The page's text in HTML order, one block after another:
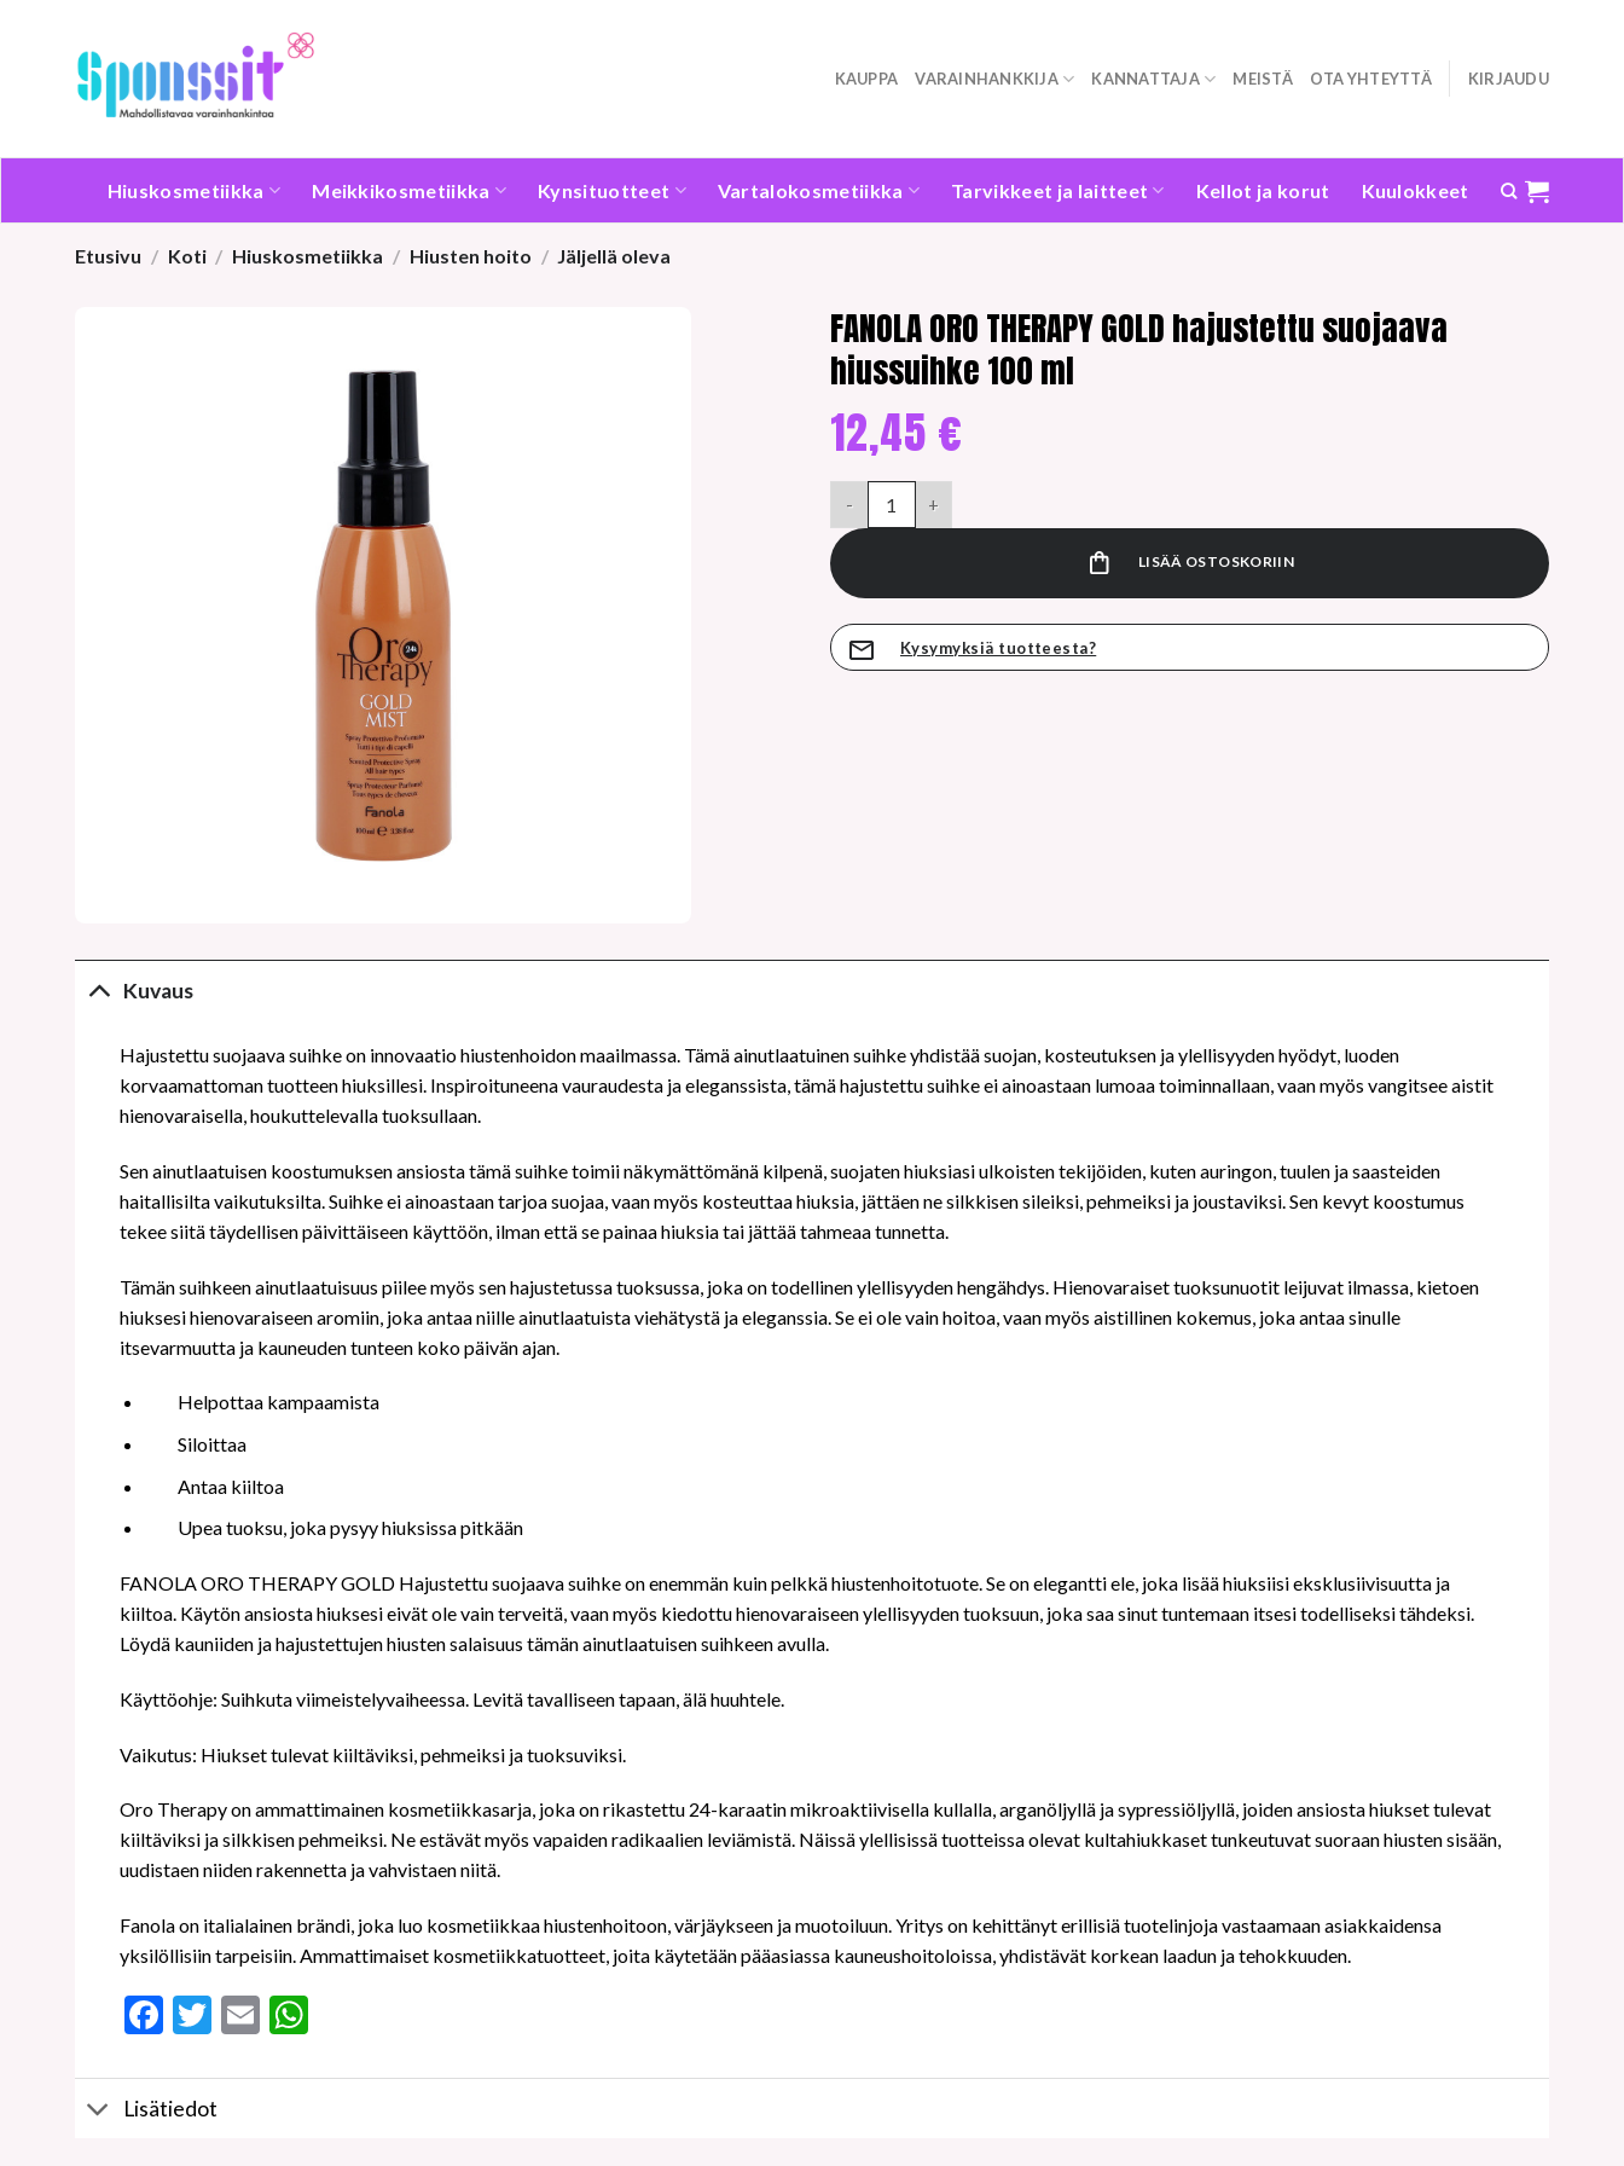
KAUPPA VARAINHANKKIJA KANNATTAJA MEISTÄ OTA YHTEYTTÄ KIRJAUDU
Hiuskosmetiikka Meikkikosmetiikka Kynsituotteet Vartalokosmetiikka Tarvikkeet ja laitteet Kellot ja korut Kuulokkeet
Etusivu / Koti / Hiuskosmetiikka / Hiusten hoito / Jäljellä oleva
FANOLA ORO THERAPY GOLD hajustettu suojaava
hiussuihke 100 ml
12,45 €
LISÄÄ OSTOSKORIIN
Kysymyksiä tuotteesta?
Kuvaus
Hajustettu suojaava suihke on innovaatio hiustenhoidon maailmassa. Tämä ainutlaatuinen suihke yhdistää suojan, kosteutuksen ja ylellisyyden hyödyt, luoden
korvaamattoman tuotteen hiuksillesi. Inspiroituneena vauraudesta ja eleganssista, tämä hajustettu suihke ei ainoastaan lumoaa toiminnallaan, vaan myös vangitsee aistit
hienovaraisella, houkuttelevalla tuoksullaan.
Sen ainutlaatuisen koostumuksen ansiosta tämä suihke toimii näkymättömänä kilpenä, suojaten hiuksiasi ulkoisten tekijöiden, kuten auringon, tuulen ja saasteiden
haitallisilta vaikutuksilta. Suihke ei ainoastaan tarjoa suojaa, vaan myös kosteuttaa hiuksia, jättäen ne silkkisen sileiksi, pehmeiksi ja joustaviksi. Sen kevyt koostumus
tekee siitä täydellisen päivittäiseen käyttöön, ilman että se painaa hiuksia tai jättää tahmeaa tunnetta.
Tämän suihkeen ainutlaatuisuus piilee myös sen hajustetussa tuoksussa, joka on todellinen ylellisyyden hengähdys. Hienovaraiset tuoksunuotit leijuvat ilmassa, kietoen
hiuksesi hienovaraiseen aromiin, joka antaa niille ainutlaatuista viehätystä ja eleganssia. Se ei ole vain hoitoa, vaan myös aistillinen kokemus, joka antaa sinulle
itsevarmuutta ja kauneuden tunteen koko päivän ajan.
Helpottaa kampaamista
Siloittaa
Antaa kiiltoa
Upea tuoksu, joka pysyy hiuksissa pitkään
FANOLA ORO THERAPY GOLD Hajustettu suojaava suihke on enemmän kuin pelkkä hiustenhoitotuote. Se on elegantti ele, joka lisää hiuksiisi eksklusiivisuutta ja
kiiltoa. Käytön ansiosta hiuksesi eivät ole vain terveitä, vaan myös kiedottu hienovaraiseen ylellisyyden tuoksuun, joka saa sinut tuntemaan itsesi todelliseksi tähdeksi.
Löydä kauniiden ja hajustettujen hiusten salaisuus tämän ainutlaatuisen suihkeen avulla.
Käyttöohje: Suihkuta viimeistelyvaiheessa. Levitä tavalliseen tapaan, älä huuhtele.
Vaikutus: Hiukset tulevat kiiltäviksi, pehmeiksi ja tuoksuviksi.
Oro Therapy on ammattimainen kosmetiikkasarja, joka on rikastettu 24-karaatin mikroaktiivisella kullalla, arganöljyllä ja sypressiöljyllä, joiden ansiosta hiukset tulevat
kiiltäviksi ja silkkisen pehmeiksi. Ne estävät myös vapaiden radikaalien leviämistä. Näissä ylellisissä tuotteissa olevat kultahiukkaset tunkeutuvat suoraan hiusten sisään,
uudistaen niiden rakennetta ja vahvistaen niitä.
Fanola on italialainen brändi, joka luo kosmetiikkaa hiustenhoitoon, värjäykseen ja muotoiluun. Yritys on kehittänyt erillisiä tuotelinjoja vastaamaan asiakkaidensa
yksilöllisiin tarpeisiin. Ammattimaiset kosmetiikkatuotteet, joita käytetään pääasiassa kauneushoitoloissa, yhdistävät korkean laadun ja tehokkuuden.
Facebook
Twitter
EmailWhatsApp
Lisätiedot